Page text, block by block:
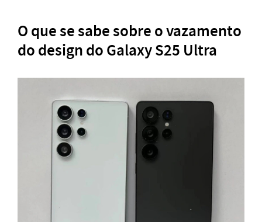
O que se sabe sobre o vazamento
do design do Galaxy S25 Ultra